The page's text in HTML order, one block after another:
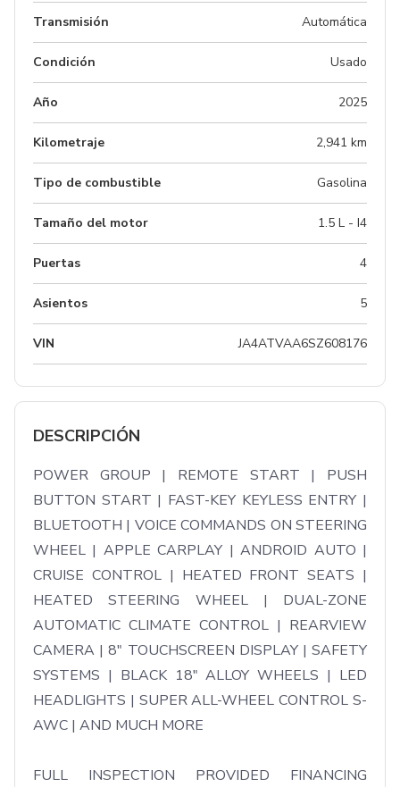
Transmisión Automática
Condición Usado
Año 2025
Kilometraje 2,941 km
Tipo de combustible Gasolina
Tamaño del motor 1.5 L - I4
Puertas 4
Asientos 5
VIN JA4ATVAA6SZ608176
DESCRIPCIÓN
POWER GROUP | REMOTE START | PUSH
BUTTON START | FAST-KEY KEYLESS ENTRY |
BLUETOOTH | VOICE COMMANDS ON STEERING
WHEEL | APPLE CARPLAY | ANDROID AUTO |
CRUISE CONTROL | HEATED FRONT SEATS |
HEATED STEERING WHEEL | DUAL-ZONE
AUTOMATIC CLIMATE CONTROL | REARVIEW
CAMERA | 8" TOUCHSCREEN DISPLAY | SAFETY
SYSTEMS | BLACK 18" ALLOY WHEELS | LED
HEADLIGHTS | SUPER ALL-WHEEL CONTROL S-
AWC | AND MUCH MORE
FULL INSPECTION PROVIDED FINANCING